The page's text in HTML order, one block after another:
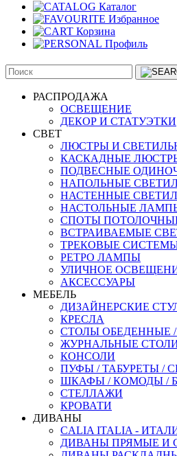
Каталог
Избранное
Корзина
Профиль
РАСПРОДАЖА
ОСВЕЩЕНИЕ
ДЕКОР И СТАТУЭТКИ
CВЕТ
ЛЮСТРЫ И
КАСКАДНЫЕ
ПОДВЕСНЫЕ
НАПОЛЬНЫЕ
НАСТЕННЫЕ
НАСТОЛЬНЫЕ
СПОТЫ
ВСТРАИВАЕМЫЕ
ТРЕКОВЫЕ
РЕТРО ЛАМПЫ
УЛИЧНОЕ
АКСЕССУАРЫ
МЕБЕЛЬ
ДИЗАЙНЕРСКИЕ
КРЕСЛА
СТОЛЫ ОБЕДЕННЫЕ /
ЖУРНАЛЬНЫЕ
КОНСОЛИ
ПУФЫ / ТАБУРЕТЫ /
ШКАФЫ / КОМОДЫ /
СТЕЛЛАЖИ
КРОВАТИ
ДИВАНЫ
CALIA ITALIA -
ДИВАНЫ ПРЯМЫЕ И